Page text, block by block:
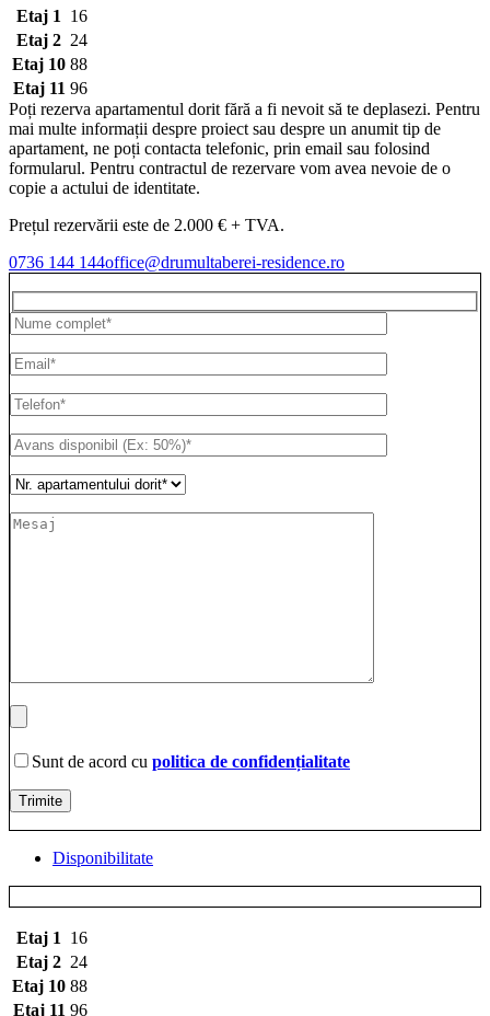
Etaj 1
16
Etaj 2 24
Etaj 10 88
Etaj 11 96
Poți rezerva apartamentul dorit fără a fi nevoit să te deplasezi. Pentru
mai multe informații despre proiect sau despre un anumit tip de
apartament, ne poți contacta telefonic, prin email sau folosind
formularul. Pentru contractul de rezervare vom avea nevoie de o
copie a actului de identitate.
Prețul rezervării este de 2.000 € + TVA.
0736 144 144office@drumultaberei-residence.ro
Sunt de acord cu politica de confidențialitate
Disponibilitate
Etaj 1 16
Etaj 2 24
Etaj 10 88
Etaj 11 96